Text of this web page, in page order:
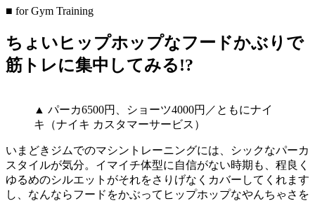
■ for Gym Training
ちょいヒップホップなフードかぶりで
筋トレに集中してみる!?
▲ パーカ6500円、ショーツ4000円／ともにナイ
キ（ナイキ カスタマーサービス）
いまどきジムでのマシントレーニングには、シックなパーカ
スタイルが気分。イマイチ体型に自信がない時期も、程良く
ゆるめのシルエットがそれをさりげなくカバーしてくれます
し、なんならフードをかぶってヒップホップなやんちゃさを